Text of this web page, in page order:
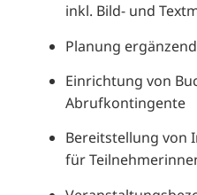
inkl. Bild- und
Planung
Einrichtung von
Abrufkontingente
Bereitstellung von
für